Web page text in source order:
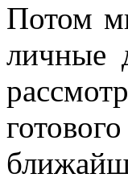
Потом
личные